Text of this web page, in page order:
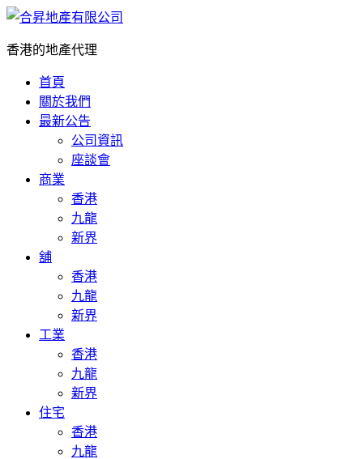
香港的地產代理
首頁
關於我們
最新公告
公司資訊
座談會
商業
香港
九龍
新界
舖
香港
九龍
新界
工業
香港
九龍
新界
住宅
香港
九龍